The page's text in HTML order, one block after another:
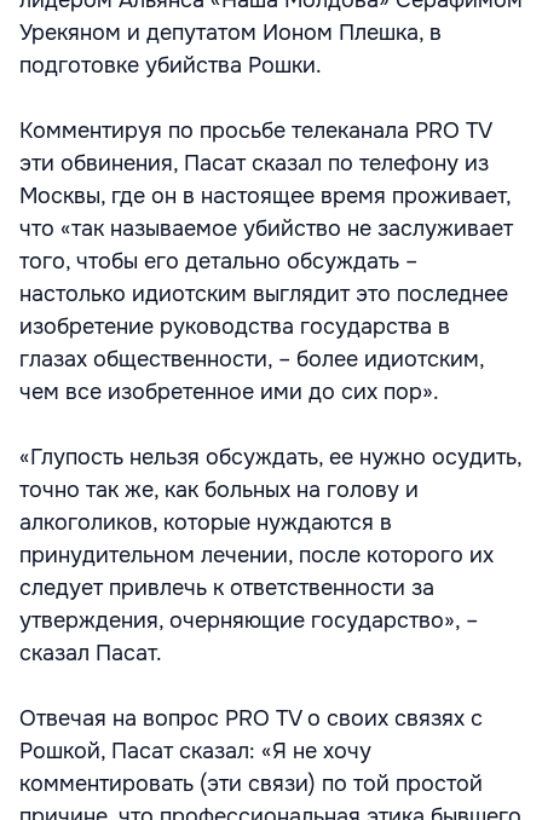
Урекяном и депутатом Ионом Плешка, в
подготовке убийства Рошки.
Комментируя по просьбе телеканала PRO TV
эти обвинения, Пасат сказал по телефону из
Москвы, где он в настоящее время проживает,
что «так называемое убийство не заслуживает
того, чтобы его детально обсуждать –
настолько идиотским выглядит это последнее
изобретение руководства государства в
глазах общественности, – более идиотским,
чем все изобретенное ими до сих пор».
«Глупость нельзя обсуждать, ее нужно осудить,
точно так же, как больных на голову и
алкоголиков, которые нуждаются в
принудительном лечении, после которого их
следует привлечь к ответственности за
утверждения, очерняющие государство», –
сказал Пасат.
Отвечая на вопрос PRO TV о своих связях с
Рошкой, Пасат сказал: «Я не хочу
комментировать (эти связи) по той простой